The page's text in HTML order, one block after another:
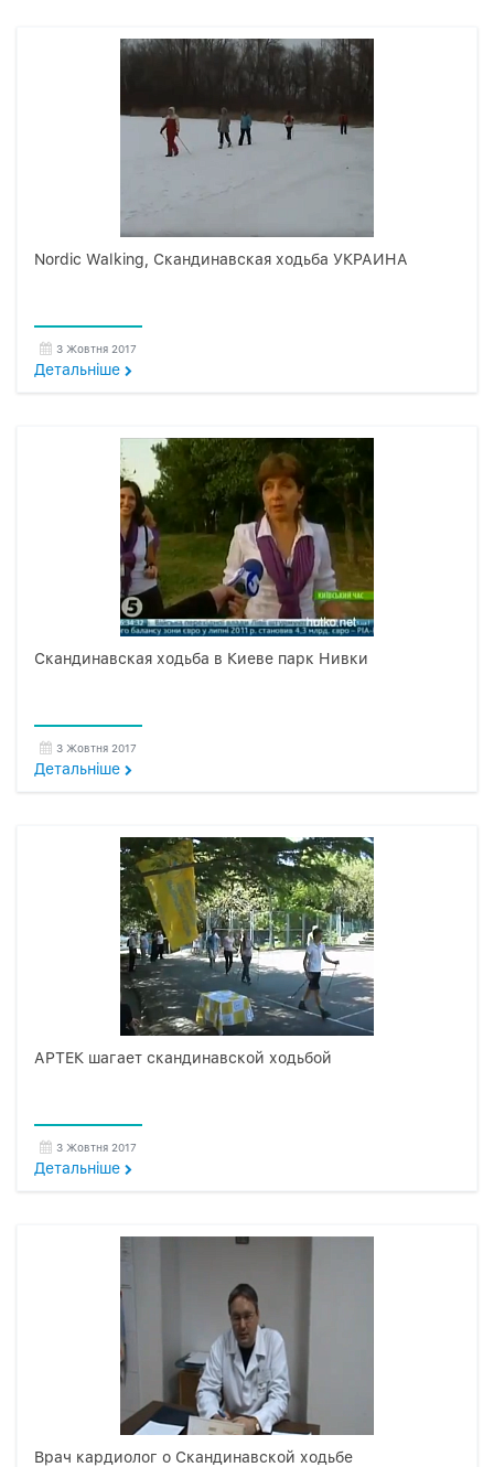
Nordic Walking, Скандинавская ходьба УКРАИНА
3 Жовтня 2017
Детальнiше
Скандинавская ходьба в Киеве парк Нивки
3 Жовтня 2017
Детальнiше
АРТЕК шагает скандинавской ходьбой
3 Жовтня 2017
Детальнiше
Врач кардиолог о Скандинавской ходьбе